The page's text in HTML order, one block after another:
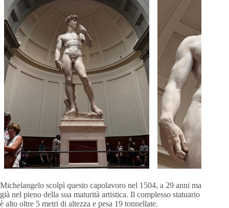
Michelangelo scolpì questo capolavoro nel 1504, a 29 anni ma
già nel pieno della sua maturità artistica. Il complesso statuario
è alto oltre 5 metri di altezza e pesa 19 tonnellate.